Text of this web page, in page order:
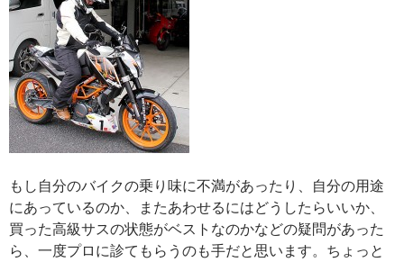
もし自分のバイクの乗り味に不満があったり、自分の用途
にあっているのか、またあわせるにはどうしたらいいか、
買った高級サスの状態がベストなのかなどの疑問があった
ら、一度プロに診てもらうのも手だと思います。ちょっと